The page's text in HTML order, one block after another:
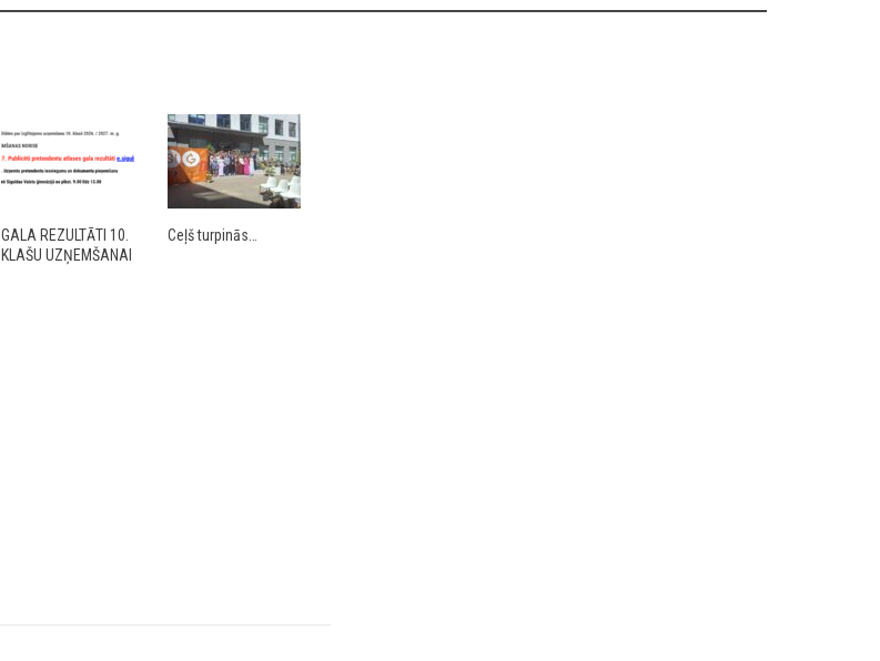
GALA REZULTĀTI 10.
KLAŠU UZŅEMŠANAI
Ceļš turpinās…